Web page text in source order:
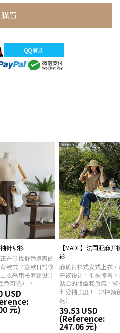
購買
QQ登录
针织衫
在寻找舒适凉爽的
款式？这款日常修
衣采用长罗纹设计
色可选）。
USD
元)
【MADE】法国亚麻开
衫
麻质衬衫式女式上衣，
开衩设计，带来惊喜。
贴合的版型和质感，轻
七分袖长度！（2种颜
选）
39.53 USD
(Reference:
247.06 元)